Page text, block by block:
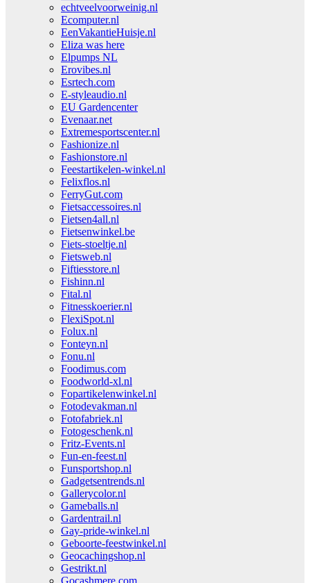
echtveelvoorweinig.nl
Ecomputer.nl
EenVakantieHuisje.nl
Eliza was here
Elpumps NL
Erovibes.nl
Esrtech.com
E-styleaudio.nl
EU Gardencenter
Evenaar.net
Extremesportscenter.nl
Fashionize.nl
Fashionstore.nl
Feestartikelen-winkel.nl
Felixflos.nl
FerryGut.com
Fietsaccessoires.nl
Fietsen4all.nl
Fietsenwinkel.be
Fiets-stoeltje.nl
Fietsweb.nl
Fiftiesstore.nl
Fishinn.nl
Fital.nl
Fitnesskoerier.nl
FlexiSpot.nl
Folux.nl
Fonteyn.nl
Fonu.nl
Foodimus.com
Foodworld-xl.nl
Fopartikelenwinkel.nl
Fotodevakman.nl
Fotofabriek.nl
Fotogeschenk.nl
Fritz-Events.nl
Fun-en-feest.nl
Funsportshop.nl
Gadgetsentrends.nl
Gallerycolor.nl
Gameballs.nl
Gardentrail.nl
Gay-pride-winkel.nl
Geboorte-feestwinkel.nl
Geocachingshop.nl
Gestrikt.nl
Gocashmere.com